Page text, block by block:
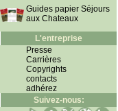
Guides papier Séjours
aux Chateaux
L'entreprise
Presse
Carrières
Copyrights
contacts
adhérez
Suivez-nous: